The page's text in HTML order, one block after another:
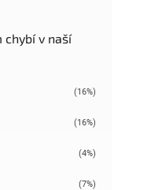
chybí v naší
(16%)
(16%)
(4%)
(7%)